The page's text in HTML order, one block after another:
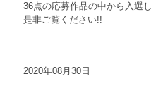
36点の応募作品の中から入選
是非ご覧ください!!
2020年08月30日